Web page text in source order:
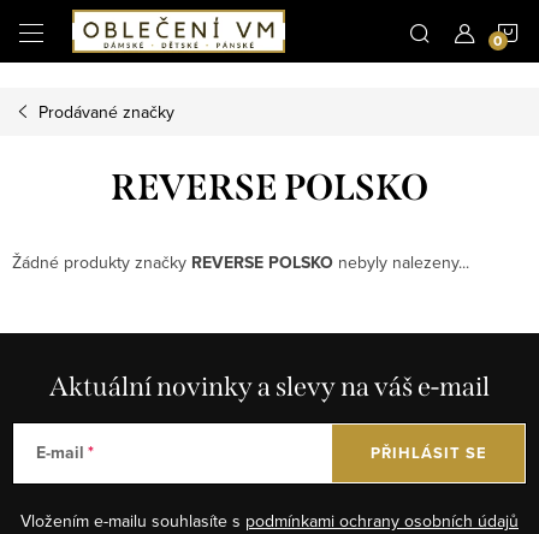
Microsoft Clarity
Přejít
na
Prodávané značky
REVERSE POLSKO
Žádné produkty značky REVERSE POLSKO nebyly nalezeny...
Aktuální novinky a slevy na váš e-mail
E-mail
Vložením e-mailu souhlasíte s podmínkami ochrany osobních údajů
PŘIHLÁSIT SE